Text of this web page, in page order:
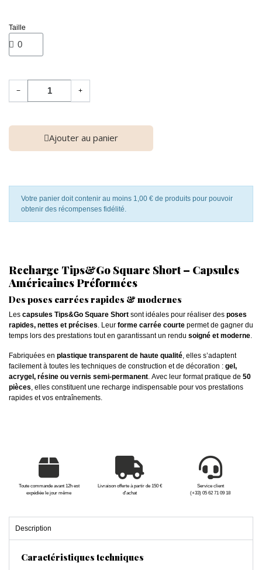
Taille
− +
Ajouter au panier
Votre panier doit contenir au moins 1,00 € de produits pour pouvoir
obtenir des récompenses fidélité.
Recharge Tips&Go Square Short – Capsules
Américaines Préformées
Des poses carrées rapides & modernes
Les capsules Tips&Go Square Short sont idéales pour réaliser des poses
rapides, nettes et précises. Leur forme carrée courte permet de gagner du
temps lors des prestations tout en garantissant un rendu soigné et moderne.
Fabriquées en plastique transparent de haute qualité, elles s’adaptent
facilement à toutes les techniques de construction et de décoration : gel,
acrygel, résine ou vernis semi-permanent. Avec leur format pratique de 50
pièces, elles constituent une recharge indispensable pour vos prestations
rapides et vos entraînements.
Toute commande avant 12h est
expédiée le jour même
Livraison offerte à partir de 150 €
d'achat
Service client
(+33) 05 62 71 09 18
Description
Caractéristiques techniques